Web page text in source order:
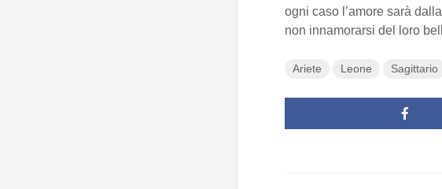
ogni caso l’amore sarà
non innamorarsi del loro
Ariete Leone Sagittario